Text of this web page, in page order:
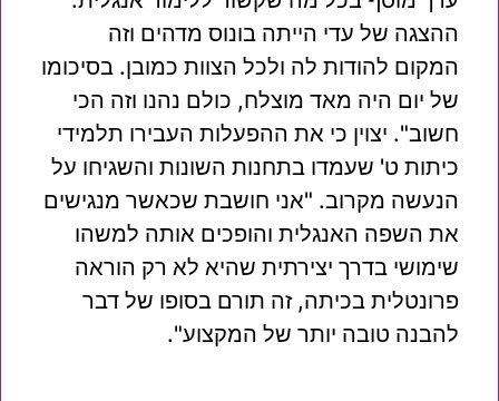
ההצגה של עדי הייתה בונוס מדהים וזה
המקום להודות לה ולכל הצוות כמובן. בסיכומו
של יום היה מאד מוצלח, כולם נהנו וזה הכי
חשוב". יצוין כי את ההפעלות העבירו תלמידי
כיתות ט' שעמדו בתחנות השונות והשגיחו על
הנעשה מקרוב. "אני חושבת שכאשר מנגישים
את השפה האנגלית והופכים אותה למשהו
שימושי בדרך יצירתית שהיא לא רק הוראה
פרונטלית בכיתה, זה תורם בסופו של דבר
להבנה טובה יותר של המקצוע".